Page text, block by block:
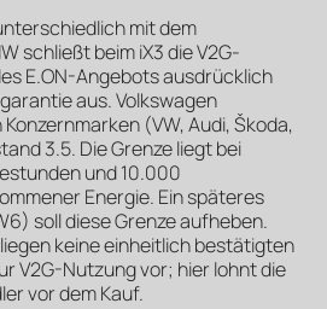
mit dem
schließt beim iX3 die V2G-
E.ON-Angebots ausdrücklich
aus. Volkswagen
(VW, Audi, Škoda,
3.5. Die Grenze liegt bei
und 10.000
Energie. Ein späteres
soll diese Grenze aufheben.
keine einheitlich bestätigten
V2G-Nutzung vor; hier lohnt die
vor dem Kauf.